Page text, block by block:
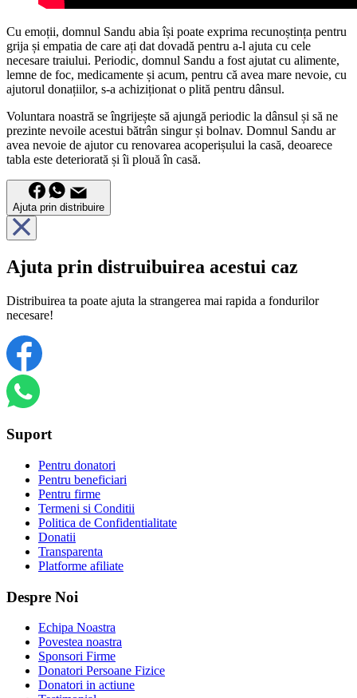
Cu emoții, domnul Sandu abia își poate exprima recunoștința pentru
grija și empatia de care ați dat dovadă pentru a-l ajuta cu cele
necesare traiului. Periodic, domnul Sandu a fost ajutat cu alimente,
lemne de foc, medicamente și acum, pentru că avea mare nevoie, cu
ajutorul donațiilor, s-a achiziționat o plită pentru dânsul.
Voluntara noastră se îngrijește să ajungă periodic la dânsul și să ne
prezinte nevoile acestui bătrân singur și bolnav. Domnul Sandu ar
avea nevoie de ajutor cu renovarea acoperișului la casă, deoarece
tabla este deteriorată și îi plouă în casă.
Ajuta prin distribuire
Ajuta prin distruibuirea acestui caz
Distribuirea ta poate ajuta la strangerea mai rapida a fondurilor
necesare!
Suport
Pentru donatori
Pentru beneficiari
Pentru firme
Termeni si Conditii
Politica de Confidentialitate
Donatii
Transparenta
Platforme afiliate
Despre Noi
Echipa Noastra
Povestea noastra
Sponsori Firme
Donatori Persoane Fizice
Donatori in actiune